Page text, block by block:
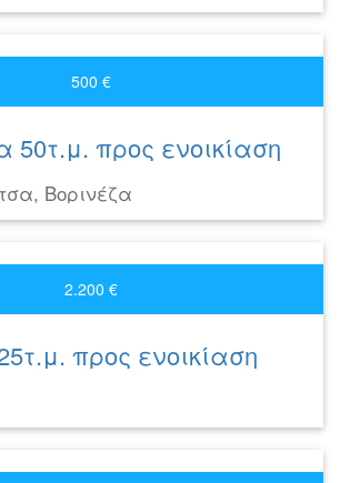
500 €
προς ενοικίαση
Βορινέζα
2.200 €
προς ενοικίαση